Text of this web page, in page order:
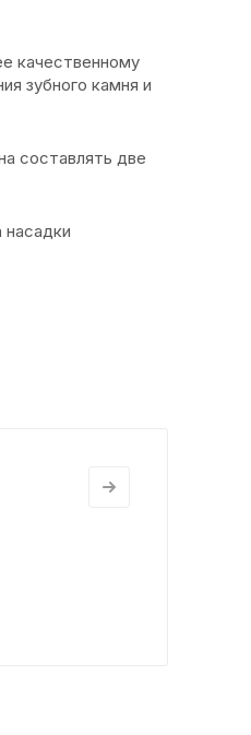
качественному
зубного камня и
составлять две